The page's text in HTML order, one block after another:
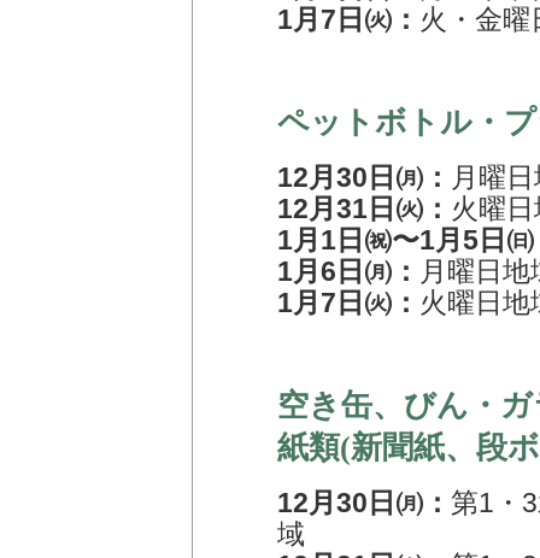
1月7日㈫： 火・金
ペットボトル・
12月30日㈪： 月曜
12月31日㈫： 火曜
1月1日㈷〜1月5日㈰
1月6日㈪： 月曜日
1月7日㈫： 火曜日
空き缶、びん・
紙類(新聞紙、段
12月30日㈪： 第1・
域